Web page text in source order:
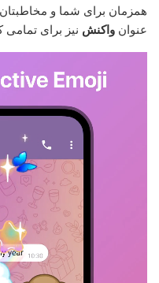
همزمان برای شما و
عنوان واکنش نیز برای تمامی